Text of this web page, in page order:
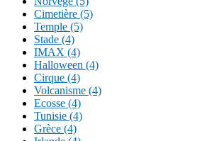
Cimetière (5)
Temple (5)
Stade (4)
IMAX (4)
Halloween (4)
Cirque (4)
Volcanisme (4)
Ecosse (4)
Tunisie (4)
Grèce (4)